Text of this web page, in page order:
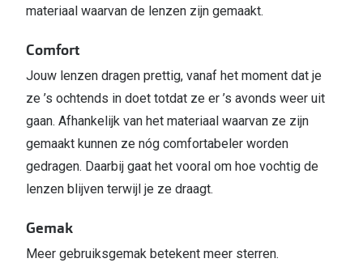
materiaal waarvan de lenzen zijn gemaakt.
Comfort
Jouw lenzen dragen prettig, vanaf het moment dat je
ze ’s ochtends in doet totdat ze er ’s avonds weer uit
gaan. Afhankelijk van het materiaal waarvan ze zijn
gemaakt kunnen ze nóg comfortabeler worden
gedragen. Daarbij gaat het vooral om hoe vochtig de
lenzen blijven terwijl je ze draagt.
Gemak
Meer gebruiksgemak betekent meer sterren.